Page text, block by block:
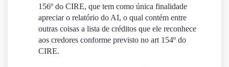
156º do CIRE, que tem como única finalidade
apreciar o relatório do AI, o qual contém entre
outras coisas a lista de créditos que ele reconhece
aos credores conforme previsto no art 154º do
CIRE.